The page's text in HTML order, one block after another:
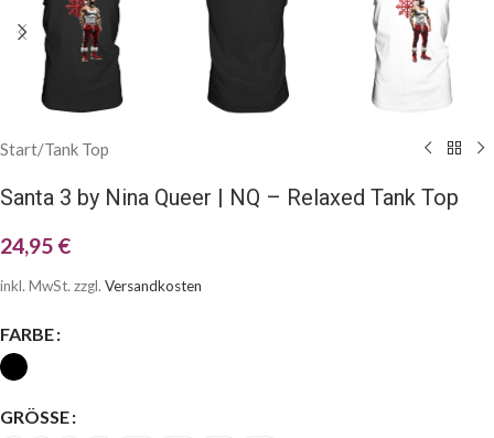
Start/Tank Top
Santa 3 by Nina Queer | NQ – Relaxed Tank Top
24,95 €
inkl. MwSt. zzgl. Versandkosten
FARBE
GRÖSSE